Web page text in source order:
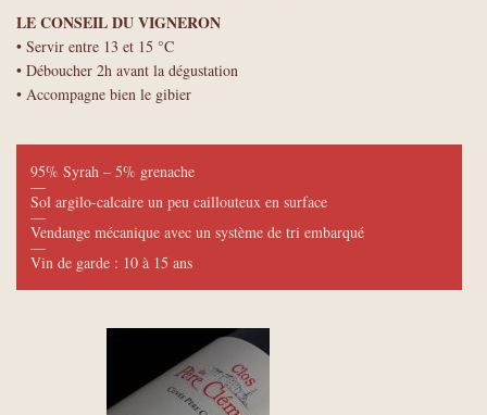
LE CONSEIL DU VIGNERON
• Servir entre 13 et 15 °C
• Déboucher 2h avant la dégustation
• Accompagne bien le gibier
95% Syrah – 5% grenache
—
Sol argilo-calcaire un peu caillouteux en surface
—
Vendange mécanique avec un système de tri embarqué
—
Vin de garde : 10 à 15 ans